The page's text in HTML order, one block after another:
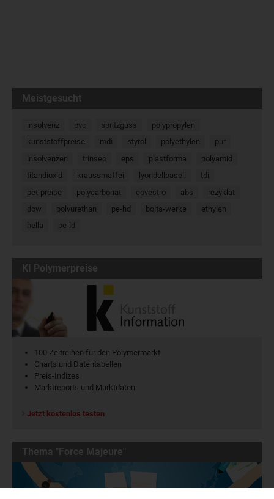
Meistgesucht
insolvenz pvc spritzguss
polypropylen
kunststoffpreise
mdi styrol polyethylen
pur
insolvenzen
trinseo eps plastforma
polyamid
titandioxid
kraussmaffei lyondellbasell
tdi
pet-preise
polycarbonat covestro abs
rezyklat
dow
polyurethan pe-hd bolta-werke
ethylen
hella
pe-ld
KI Polymerpreise
100 Zeitreihen für den Polymermarkt
Charts und Datentabellen
Preis-Indizes
Marktreports und Marktdaten
Jetzt kostenlos testen
Thema "Force Majeure"